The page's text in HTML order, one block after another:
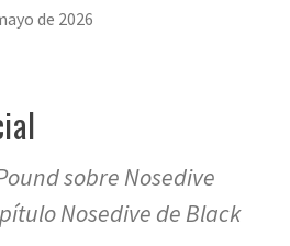
de 2026
sobre Nosedive
Nosedive de Black